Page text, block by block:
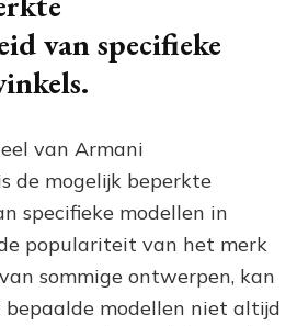
van specifieke
van Armani
de mogelijk beperkte
specifieke modellen in
populariteit van het merk
sommige ontwerpen, kan
modellen niet altijd